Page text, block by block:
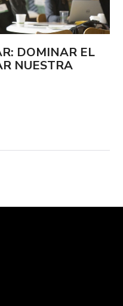
DOMINAR EL
NUESTRA